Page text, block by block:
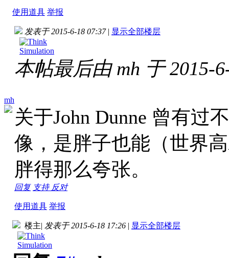
使用道具 举报
mh
发表于 2015-6-18 07:37 | 显示全部楼层
本帖最后由 mh 于 2015-
关于John Dunne 曾有过
像，是胖子也能（世界
胖得那么夸张。
回复 支持 反对
使用道具 举报
楼主| 发表于 2015-6-18 17:26 | 显示全部楼层